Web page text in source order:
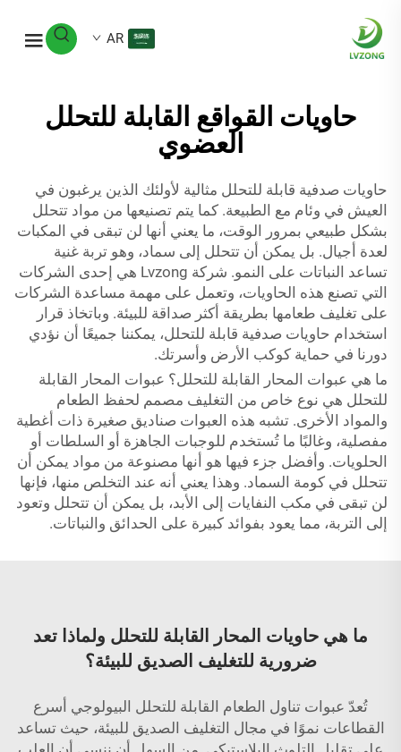
AR
حاويات القواقع القابلة للتحلل
العضوي
حاويات صدفية قابلة للتحلل مثالية لأولئك الذين يرغبون في
العيش في وئام مع الطبيعة. كما يتم تصنيعها من مواد تتحلل
بشكل طبيعي بمرور الوقت، ما يعني أنها لن تبقى في المكبات
لعدة أجيال. بل يمكن أن تتحلل إلى سماد، وهو تربة غنية
تساعد النباتات على النمو. شركة Lvzong هي إحدى الشركات
التي تصنع هذه الحاويات، وتعمل على مهمة مساعدة الشركات
على تغليف طعامها بطريقة أكثر صداقة للبيئة. وباتخاذ قرار
استخدام حاويات صدفية قابلة للتحلل، يمكننا جميعًا أن نؤدي
دورنا في حماية كوكب الأرض وأسرتك.
ما هي عبوات المحار القابلة للتحلل؟ عبوات المحار القابلة
للتحلل هي نوع خاص من التغليف مصمم لحفظ الطعام
والمواد الأخرى. تشبه هذه العبوات صناديق صغيرة ذات أغطية
مفصلية، وغالبًا ما تُستخدم للوجبات الجاهزة أو السلطات أو
الحلويات. وأفضل جزء فيها هو أنها مصنوعة من مواد يمكن أن
تتحلل في كومة السماد. وهذا يعني أنه عند التخلص منها، فإنها
لن تبقى في مكب النفايات إلى الأبد، بل يمكن أن تتحلل وتعود
إلى التربة، مما يعود بفوائد كبيرة على الحدائق والنباتات.
ما هي حاويات المحار القابلة للتحلل ولماذا تعد
ضرورية للتغليف الصديق للبيئة؟
تُعدّ عبوات تناول الطعام القابلة للتحلل البيولوجي أسرع
القطاعات نموًا في مجال التغليف الصديق للبيئة، حيث تساعد